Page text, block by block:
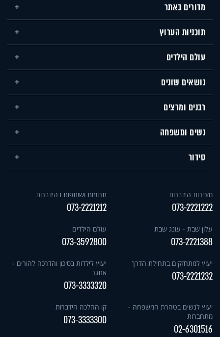
מדורים באתר
תוכניות הערוץ
עולם הילדים
נושאים שונים
רבנים ומרצים
נשים ומשפחה
סידור
מזכירות הידברות
073-2221222
תרומות ושותפות בהידברות
073-2221212
עלון שבת - עונג שבת
073-2221388
עולם הילדים
073-3592800
יעוץ למתחזקים בתחילת הדרך
073-2221232
יעוץ לילדות בסיכון והדרכה להורים -
אתגר
073-3333320
יעוץ לנשים בטהרת המשפחה -
מתחברות
02-6301516
קו ההלכה הידברות
073-3333300